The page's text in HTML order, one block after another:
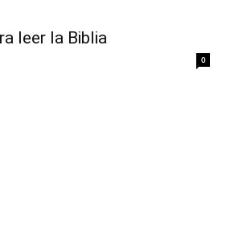
leer la Biblia
0